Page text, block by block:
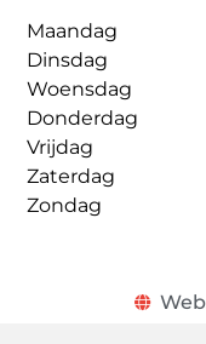
Maandag
Dinsdag
Woensdag
Donderdag
Vrijdag
Zaterdag
Zondag